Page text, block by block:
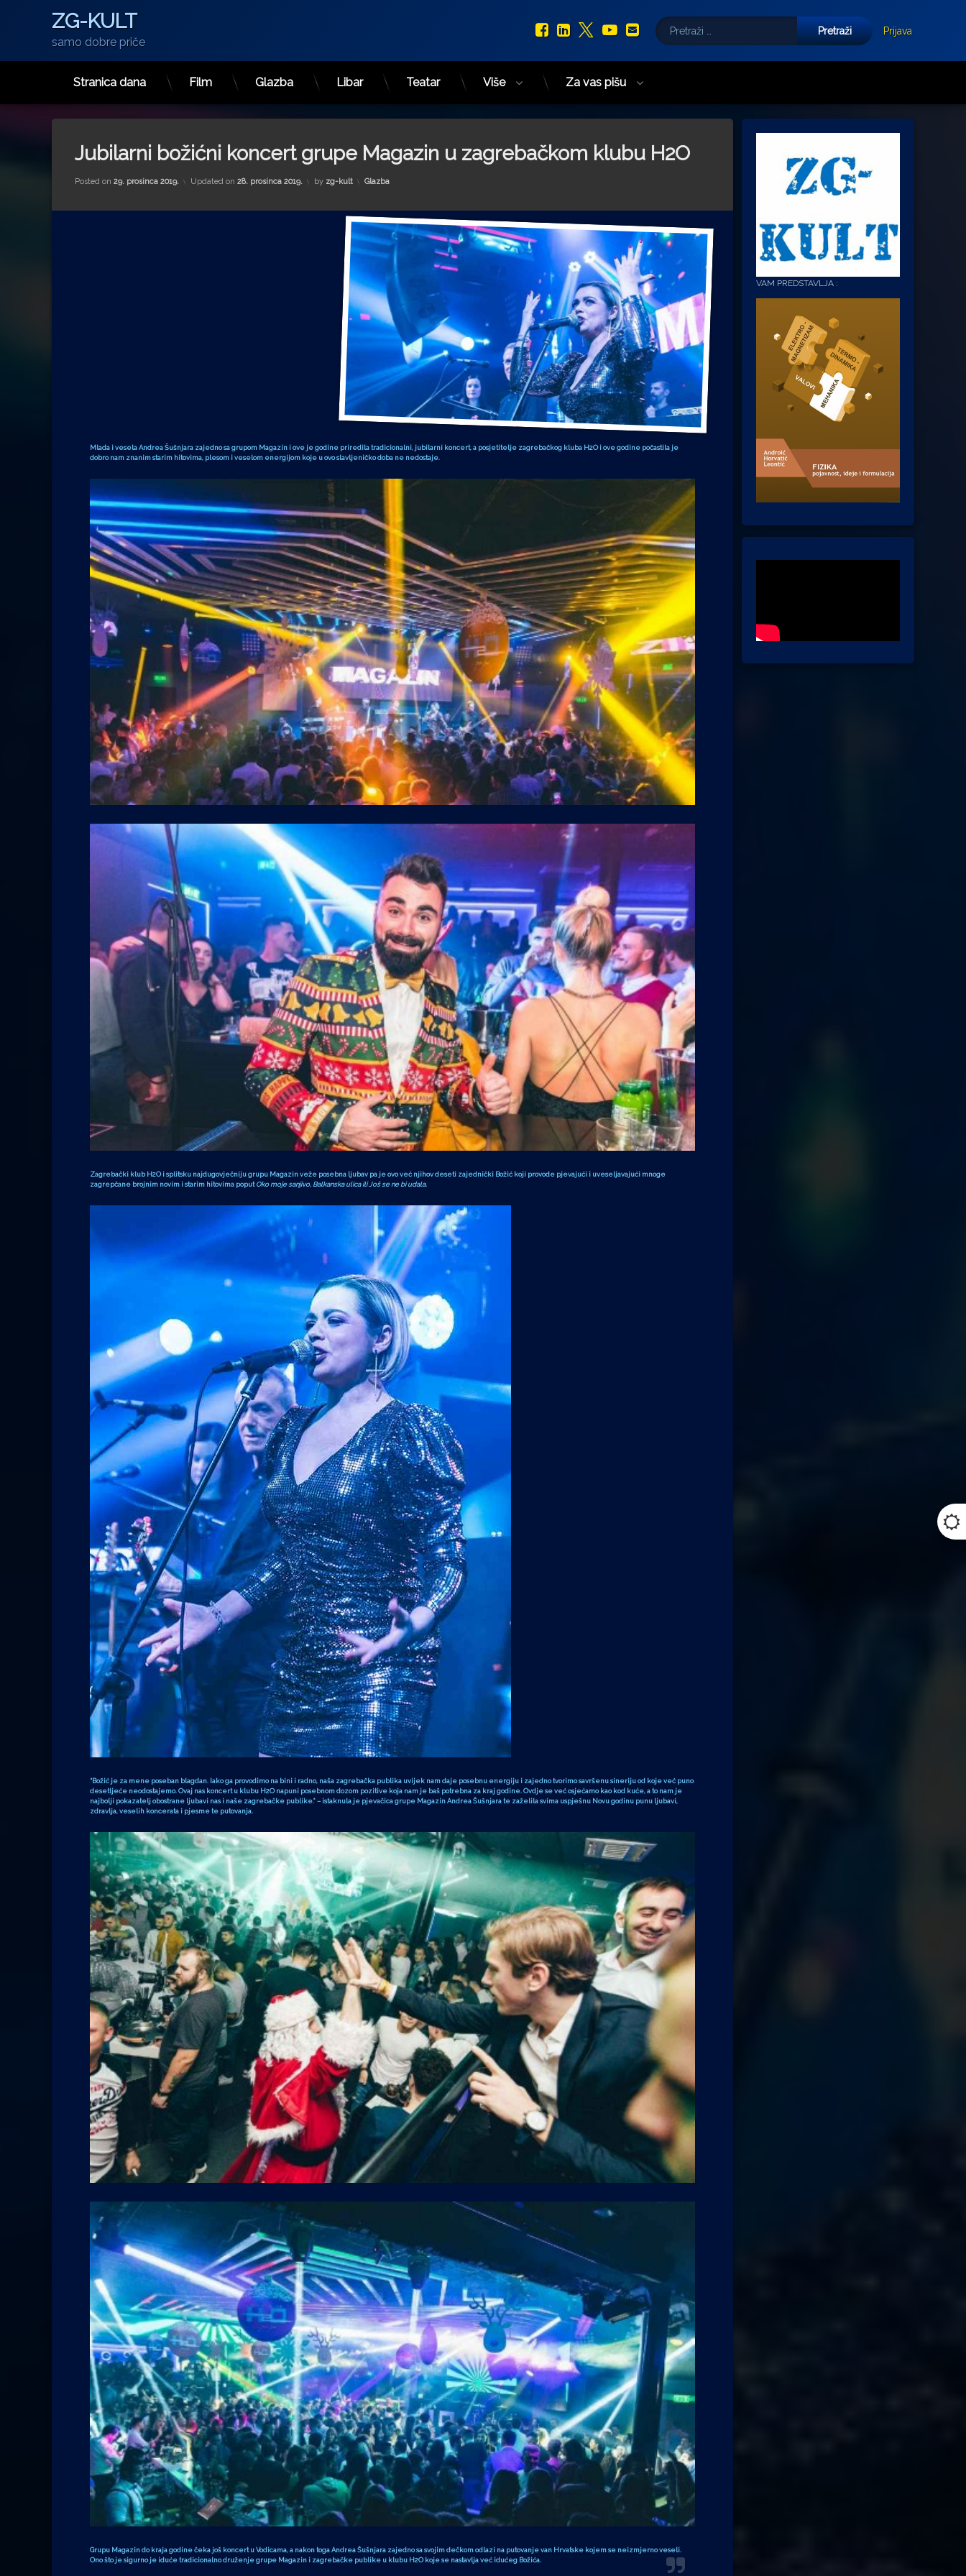
Preskoči
ZG-KULT
samo dobre priče
Facebook
LinkedIn
X.com
YouTube
E-mail
Pretraži:
Prijava
Stranica dana Film Glazba Libar Teatar Više Za vas pišu
Jubilarni božićni koncert grupe Magazin u zagrebačkom klubu H2O
Posted on 29. prosinca 2019. Updated on 28. prosinca 2019. by zg-kult Kategorije:
Glazba
Mlada i vesela Andrea Šušnjara zajedno sa grupom Magazin i ove je godine priredila tradicionalni, jubilarni koncert, a posjetitelje zagrebačkog kluba H2O i ove godine počastila je
dobro nam znanim starim hitovima, plesom i veselom energijom koje u ovo slavljeničko doba ne nedostaje.
Zagrebački klub H2O i splitsku najdugovječniju grupu Magazin veže posebna ljubav pa je ovo već njihov deseti zajednički Božić koji provode pjevajući i uveseljavajući mnoge
zagrepčane brojnim novim i starim hitovima poputOko moje sanjivo, Balkanska ulica ili Još se ne bi udala.
“Božić je za mene poseban blagdan. Iako ga provodimo na bini i radno, naša zagrebačka publika uvijek nam daje posebnu energiju i zajedno tvorimo savršenu sineriju od koje već puno
desetljeće neodostajemo. Ovaj nas koncert u klubu H2O napuni posebnom dozom pozitive koja nam je baš potrebna za kraj godine. Ovdje se već osjećamo kao kod kuće, a to nam je
najbolji pokazatelj obostrane ljubavi nas i naše zagrebačke publike.”– istaknula je pjevačica grupe Magazin Andrea Šušnjara te zaželila svima uspješnu Novu godinu punu ljubavi,
zdravlja, veselih koncerata i pjesme te putovanja.
Grupu Magazin do kraja godine čeka još koncert u Vodicama, a nakon toga Andrea Šušnjara zajedno sa svojim dečkom odlazi na putovanje van Hrvatske kojem se neizmjerno veseli.
Ono što je sigurno je iduće tradicionalno druženje grupe Magazin i zagrebačke publike u klubu H2O koje se nastavlja već idućeg Božića.
VAM PREDSTAVLJA :